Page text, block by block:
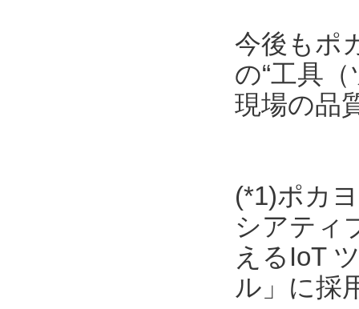
今後もポ
の“工具
現場の品
(*1)ポカ
シアティ
えるIoT
ル」に採